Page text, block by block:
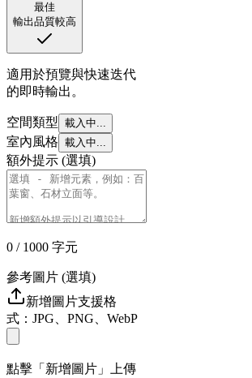
最佳
輸出品質較高
適用於預覽與快速迭代
的即時輸出。
空間類型 載入中...
室內風格 載入中...
額外提示 (選填)
0 / 1000 字元
參考圖片 (選填)
新增圖片支援格
式：JPG、PNG、WebP
點擊「新增圖片」上傳